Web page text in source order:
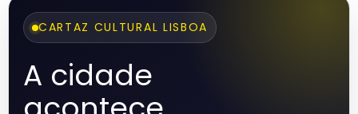
CARTAZ CULTURAL LISBOA
A cidade